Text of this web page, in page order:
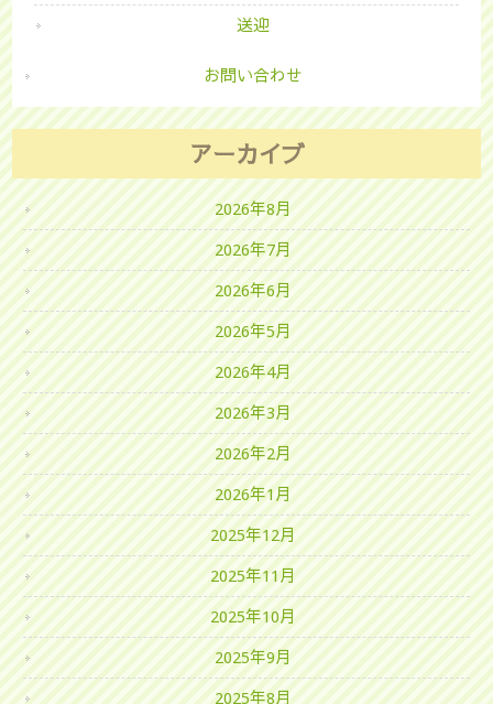
送迎
お問い合わせ
アーカイブ
2026年8月
2026年7月
2026年6月
2026年5月
2026年4月
2026年3月
2026年2月
2026年1月
2025年12月
2025年11月
2025年10月
2025年9月
2025年8月